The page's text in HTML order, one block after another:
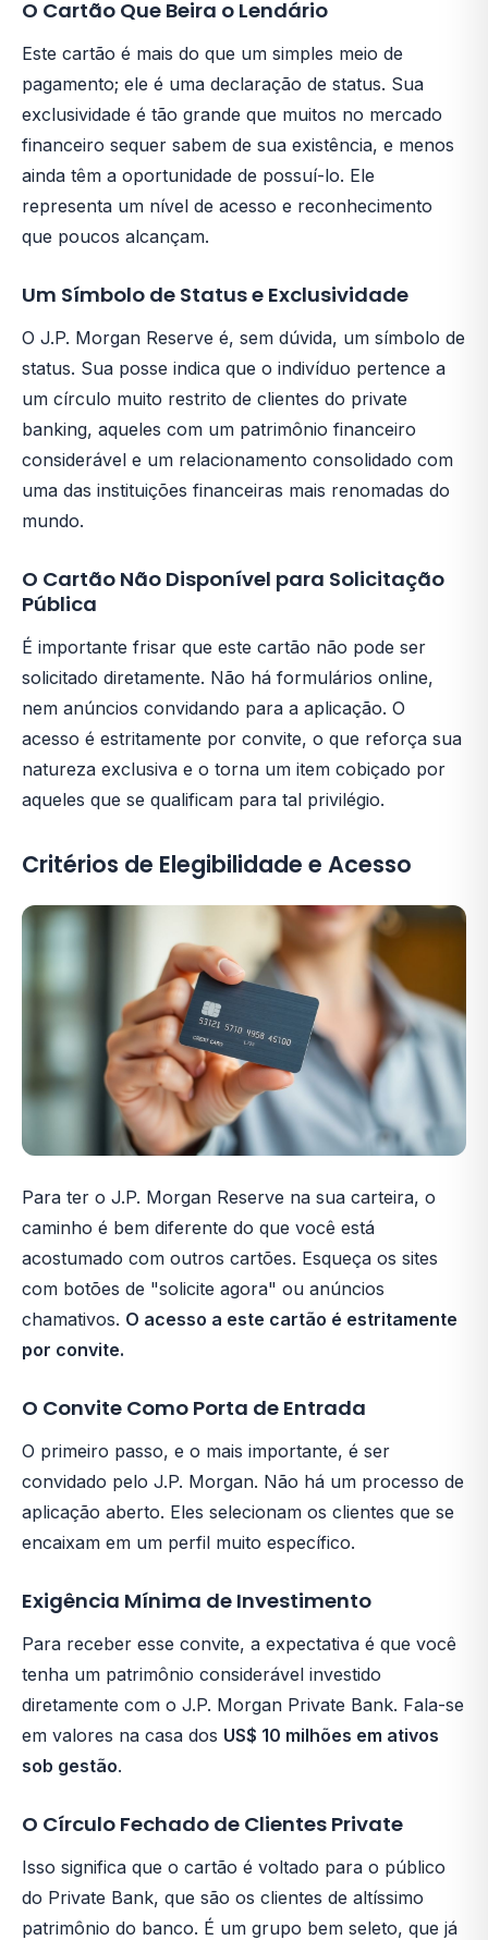
O Cartão Que Beira o Lendário
Este cartão é mais do que um simples meio de
pagamento; ele é uma declaração de status. Sua
exclusividade é tão grande que muitos no mercado
financeiro sequer sabem de sua existência, e menos
ainda têm a oportunidade de possuí-lo. Ele
representa um nível de acesso e reconhecimento
que poucos alcançam.
Um Símbolo de Status e Exclusividade
O J.P. Morgan Reserve é, sem dúvida, um símbolo de
status. Sua posse indica que o indivíduo pertence a
um círculo muito restrito de clientes do private
banking, aqueles com um patrimônio financeiro
considerável e um relacionamento consolidado com
uma das instituições financeiras mais renomadas do
mundo.
O Cartão Não Disponível para Solicitação
Pública
É importante frisar que este cartão não pode ser
solicitado diretamente. Não há formulários online,
nem anúncios convidando para a aplicação. O
acesso é estritamente por convite, o que reforça sua
natureza exclusiva e o torna um item cobiçado por
aqueles que se qualificam para tal privilégio.
Critérios de Elegibilidade e Acesso
Para ter o J.P. Morgan Reserve na sua carteira, o
caminho é bem diferente do que você está
acostumado com outros cartões. Esqueça os sites
com botões de "solicite agora" ou anúncios
chamativos. O acesso a este cartão é estritamente
por convite.
O Convite Como Porta de Entrada
O primeiro passo, e o mais importante, é ser
convidado pelo J.P. Morgan. Não há um processo de
aplicação aberto. Eles selecionam os clientes que se
encaixam em um perfil muito específico.
Exigência Mínima de Investimento
Para receber esse convite, a expectativa é que você
tenha um patrimônio considerável investido
diretamente com o J.P. Morgan Private Bank. Fala-se
em valores na casa dos US$ 10 milhões em ativos
sob gestão.
O Círculo Fechado de Clientes Private
Isso significa que o cartão é voltado para o público
do Private Bank, que são os clientes de altíssimo
patrimônio do banco. É um grupo bem seleto, que já